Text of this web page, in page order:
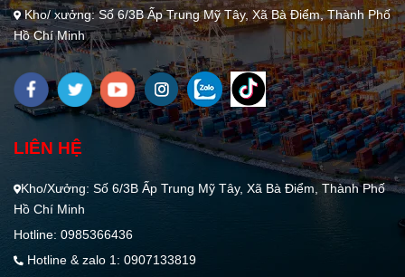
Kho/ xưởng: Số 6/3B Ấp Trung Mỹ Tây, Xã Bà Điểm, Thành Phố
Hồ Chí Minh
LIÊN HỆ
Kho/Xưởng: Số 6/3B Ấp Trung Mỹ Tây, Xã Bà Điểm, Thành Phố
Hồ Chí Minh
Hotline: 0985366436
Hotline & zalo 1: 0907133819